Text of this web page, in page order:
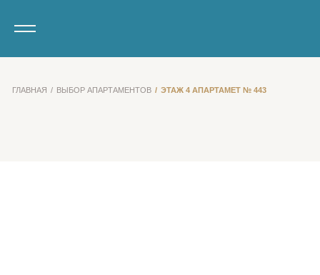
ГЛАВНАЯ ВЫБОР АПАРТАМЕНТОВ ЭТАЖ 4 АПАРТАМЕТ № 443